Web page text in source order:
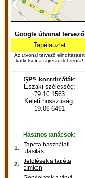
Google útvonal tervező
Tapétaüzlet
Az útvonal tervező elindításáért
kattintson a tapétaüzlet szóra!
GPS koordináták:
Északi szélesség:
79.10 1563
Keleti hosszúság:
19.09 6491
Hasznos tanácsok:
1.
Tapéta használati
utasítás
2.
Jelölések a tapéta
címkén